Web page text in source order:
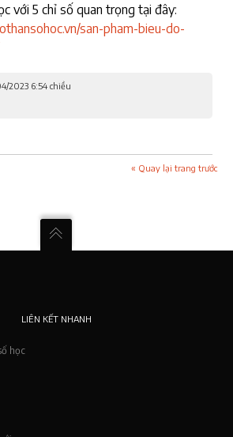
với 5 chỉ số quan trọng tại đây:
san-pham-bieu-do-
2023 6:54 chiều
« Quay lại trang trước
LIÊN KẾT NHANH
học